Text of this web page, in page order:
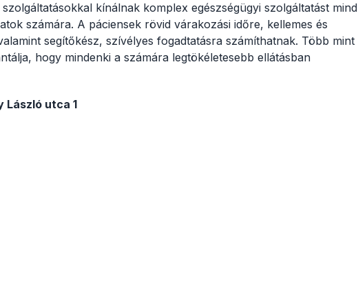
kínálnak komplex egészségügyi szolgáltatást mind
számára. A páciensek rövid várakozási időre, kellemes és
segítőkész, szívélyes fogadtatásra számíthatnak. Több mint
hogy mindenki a számára legtökéletesebb ellátásban
László utca 1